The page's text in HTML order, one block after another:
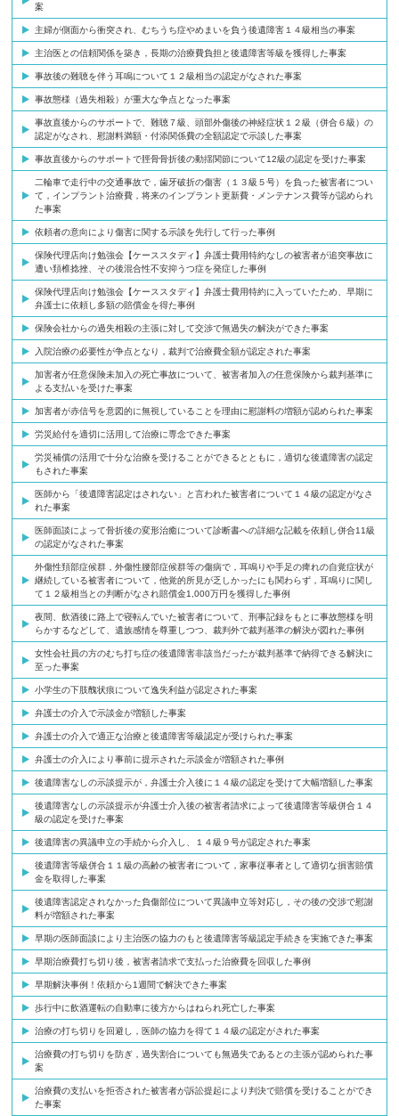
案
主婦が側面から衝突され、むちうち症やめまいを負う後遺障害１４級相当の事案
主治医との信頼関係を築き，長期の治療費負担と後遺障害等級を獲得した事案
事故後の難聴を伴う耳鳴について１２級相当の認定がなされた事案
事故態様（過失相殺）が重大な争点となった事案
事故直後からのサポートで、難聴７級、頭部外傷後の神経症状１２級（併合６級）の
認定がなされ、慰謝料満額・付添関係費の全額認定で示談した事案
事故直後からのサポートで脛骨骨折後の動揺関節について12級の認定を受けた事案
二輪車で走行中の交通事故で，歯牙破折の傷害（１３級５号）を負った被害者につい
て，インプラント治療費，将来のインプラント更新費・メンテナンス費等が認められ
た事案
依頼者の意向により傷害に関する示談を先行して行った事例
保険代理店向け勉強会【ケーススタディ】弁護士費用特約なしの被害者が追突事故に
遭い頚椎捻挫、その後混合性不安抑うつ症を発症した事例
保険代理店向け勉強会【ケーススタディ】弁護士費用特約に入っていたため、早期に
弁護士に依頼し多額の賠償金を得た事例
保険会社からの過失相殺の主張に対して交渉で無過失の解決ができた事案
入院治療の必要性が争点となり，裁判で治療費全額が認定された事案
加害者が任意保険未加入の死亡事故について、被害者加入の任意保険から裁判基準に
よる支払いを受けた事案
加害者が赤信号を意図的に無視していることを理由に慰謝料の増額が認められた事案
労災給付を適切に活用して治療に専念できた事案
労災補償の活用で十分な治療を受けることができるとともに，適切な後遺障害の認定
もされた事案
医師から「後遺障害認定はされない」と言われた被害者について１４級の認定がなさ
れた事案
医師面談によって骨折後の変形治癒について診断書への詳細な記載を依頼し併合11級
の認定がなされた事案
外傷性頚部症候群，外傷性腰部症候群等の傷病で，耳鳴りや手足の痺れの自覚症状が
継続している被害者について，他覚的所見が乏しかったにも関わらず，耳鳴りに関し
て１２級相当との判断がなされ賠償金1,000万円を獲得した事例
夜間、飲酒後に路上で寝転んでいた被害者について、刑事記録をもとに事故態様を明
らかするなどして、遺族感情を尊重しつつ、裁判外で裁判基準の解決が図れた事例
女性会社員の方のむち打ち症の後遺障害非該当だったが裁判基準で納得できる解決に
至った事案
小学生の下肢醜状痕について逸失利益が認定された事案
弁護士の介入で示談金が増額した事案
弁護士の介入で適正な治療と後遺障害等級認定が受けられた事案
弁護士の介入により事前に提示された示談金が増額された事例
後遺障害なしの示談提示が，弁護士介入後に１４級の認定を受けて大幅増額した事案
後遺障害なしの示談提示が弁護士介入後の被害者請求によって後遺障害等級併合１４
級の認定を受けた事案
後遺障害の異議申立の手続から介入し、１４級９号が認定された事案
後遺障害等級併合１１級の高齢の被害者について，家事従事者として適切な損害賠償
金を取得した事案
後遺障害認定されなかった負傷部位について異議申立等対応し，その後の交渉で慰謝
料が増額された事案
早期の医師面談により主治医の協力のもと後遺障害等級認定手続きを実施できた事案
早期治療費打ち切り後，被害者請求で支払った治療費を回収した事例
早期解決事例！依頼から1週間で解決できた事案
歩行中に飲酒運転の自動車に後方からはねられ死亡した事案
治療の打ち切りを回避し，医師の協力を得て１４級の認定がされた事案
治療費の打ち切りを防ぎ，過失割合についても無過失であるとの主張が認められた事
案
治療費の支払いを拒否された被害者が訴訟提起により判決で賠償を受けることができ
た事案